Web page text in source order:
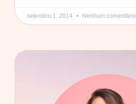
setembro 1, 2014 Nenhum comentário